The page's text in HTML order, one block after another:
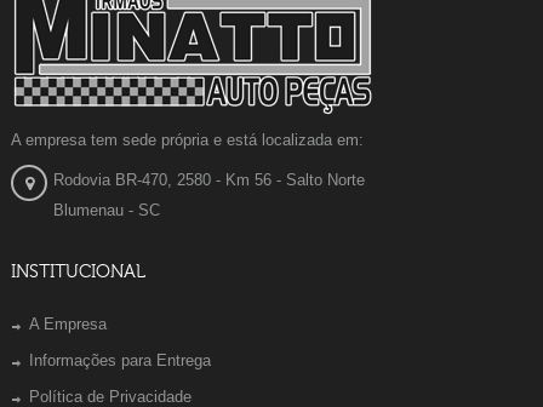
A empresa tem sede própria e está localizada em:
Rodovia BR-470, 2580 - Km 56 - Salto Norte
Blumenau - SC
INSTITUCIONAL
A Empresa
Informações para Entrega
Política de Privacidade